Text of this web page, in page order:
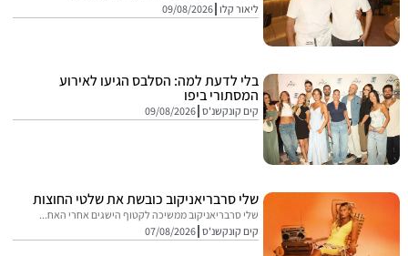
ליאור קלו 09/08/2026
בלי לדעת למה: הסלבס הגיעו לאירוע
המסתורי ביפו
קים קונקשנ'ס 09/08/2026
שלי סרבריאניקוב כובשת את שלטי החוצות
שלי סרבריאניקוב ממשיכה לקטוף הישגים אחרי האח...
קים קונקשנ'ס 07/08/2026